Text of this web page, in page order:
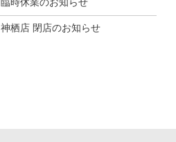
臨時休業のお知らせ
神栖店 閉店のお知らせ